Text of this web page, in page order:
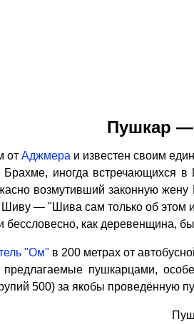
Пушкар
от Аджмера и известен своим
Брахме, иногда встречающихся
возмутивший законную
Шиву — "Шива сам только об этом
бессловесно, как деревенщина,
"Ом" в 200 метрах от
предлагаемые пушкарцами,
500) за якобы проведённую